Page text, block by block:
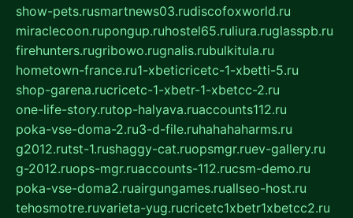
show-pets.rusmartnews03.rudiscofoxworld.ru
miraclecoon.rupongup.ruhostel65.ruliura.ruglasspb.ru
firehunters.rugribowo.rugnalis.rubulkitula.ru
hometown-france.ru1-xbeticricetc-1-xbetti-5.ru
shop-garena.rucricetc-1-xbetr-1-xbetcc-2.ru
one-life-story.rutop-halyava.ruaccounts112.ru
poka-vse-doma-2.ru3-d-file.ruhahahaharms.ru
g2012.rutst-1.rushaggy-cat.ruopsmgr.ruev-gallery.ru
g-2012.ruops-mgr.ruaccounts-112.rucsm-demo.ru
poka-vse-doma2.ruairgungames.ruallseo-host.ru
tehosmotre.ruvarieta-yug.rucricetc1xbetr1xbetcc2.ru